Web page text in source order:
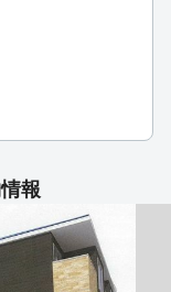
報